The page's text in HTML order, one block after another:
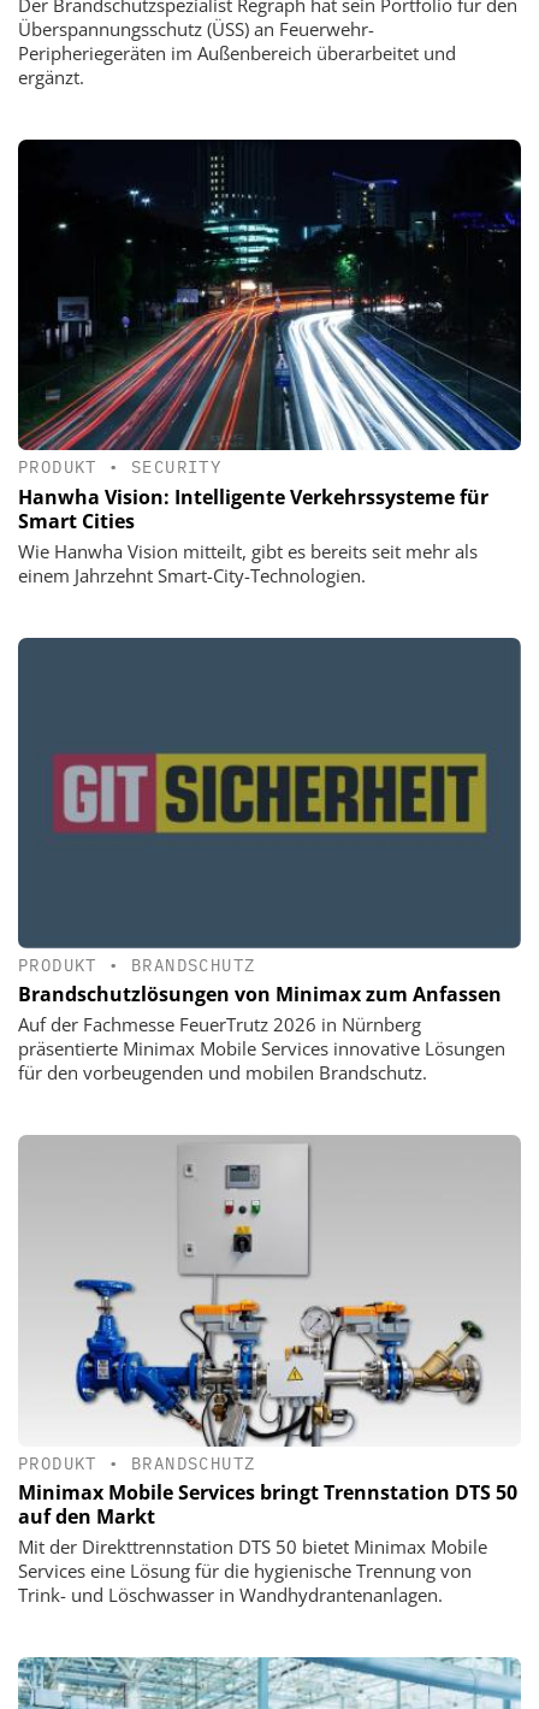
Überspannungsschutz (ÜSS) an Feuerwehr-
Peripheriegeräten im Außenbereich überarbeitet und
ergänzt.
PRODUKT • SECURITY
Hanwha Vision: Intelligente Verkehrssysteme für
Smart Cities
Wie Hanwha Vision mitteilt, gibt es bereits seit mehr als
einem Jahrzehnt Smart-City-Technologien.
PRODUKT • BRANDSCHUTZ
Brandschutzlösungen von Minimax zum Anfassen
Auf der Fachmesse FeuerTrutz 2026 in Nürnberg
präsentierte Minimax Mobile Services innovative Lösungen
für den vorbeugenden und mobilen Brandschutz.
PRODUKT • BRANDSCHUTZ
Minimax Mobile Services bringt Trennstation DTS 50
auf den Markt
Mit der Direkttrennstation DTS 50 bietet Minimax Mobile
Services eine Lösung für die hygienische Trennung von
Trink- und Löschwasser in Wandhydrantenanlagen.